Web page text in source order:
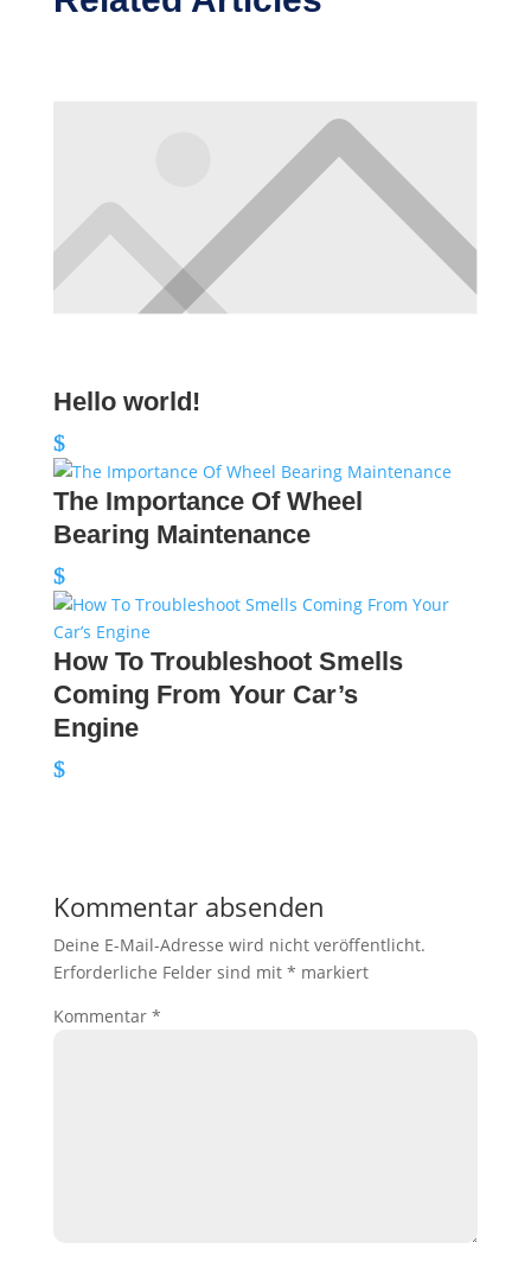
Hello world!
The Importance Of Wheel
Bearing Maintenance
How To Troubleshoot Smells
Coming From Your Car’s
Engine
Kommentar absenden
Deine E-Mail-Adresse wird nicht veröffentlicht.
Erforderliche Felder sind mit * markiert
Kommentar *